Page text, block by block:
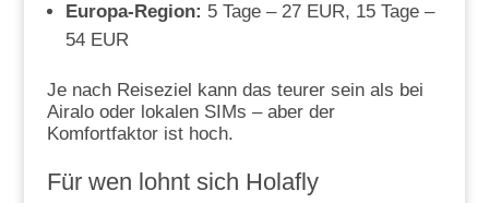
Europa-Region: 5 Tage – 27 EUR, 15 Tage –
54 EUR
Je nach Reiseziel kann das teurer sein als bei
Airalo oder lokalen SIMs – aber der
Komfortfaktor ist hoch.
Für wen lohnt sich Holafly